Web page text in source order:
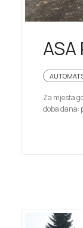
Za mjesta
doba dana: